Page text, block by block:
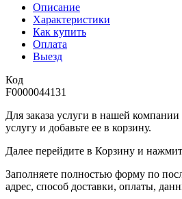
Описание
Характеристики
Как купить
Оплата
Выезд
Код
F0000044131
Для заказа услуги в нашей
услугу и добавьте ее в корзину.
Далее перейдите в Корзину и
​​​​​​​Заполняете полностью форму по
адрес, способ доставки, оплаты,